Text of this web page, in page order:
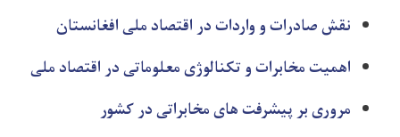
نقش صادرات و واردات در اقتصاد ملی افغانستان
اهمیت مخابرات و تکنالوژی معلوماتی در اقتصاد ملی
مروری بر پیشرفت های مخابراتی در کشور